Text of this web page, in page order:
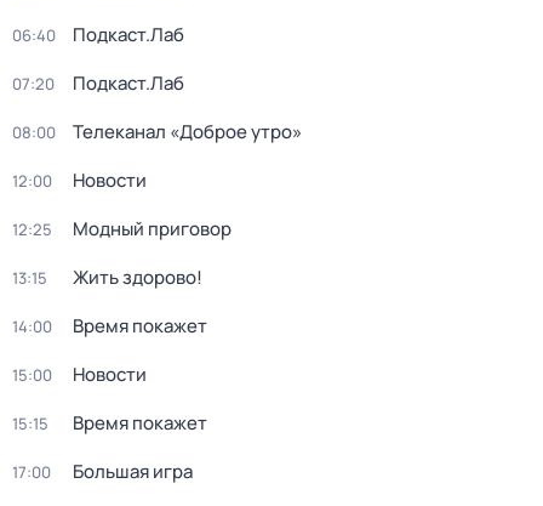
06:40 Подкаст.Лаб
07:20 Подкаст.Лаб
08:00 Телеканал «Доброе утро»
12:00 Новости
12:25 Модный приговор
13:15 Жить здорово!
14:00 Время покажет
15:00 Новости
15:15 Время покажет
17:00 Большая игра